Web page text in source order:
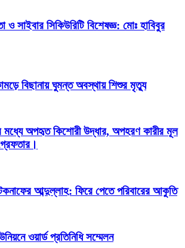
সাইবার সিকিউরিটি বিশেষজ্ঞ: মোঃ হাবিবুর
বিছানায় ঘুমন্ত অবস্থায় শিশুর মৃত্যু
মধ্যে অপহৃত কিশোরী উদ্ধার, অপহরণ কারীর মূল
আব্দুল্লাহ: ফিরে পেতে পরিবারের আকুতি
ওয়ার্ড প্রতিনিধি সম্মেলন